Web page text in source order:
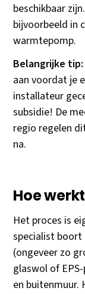
beschikbaar
bijvoorbeeld in
warmtepomp.
Belangrijke tip:
aan voordat je
installateur
subsidie! De
regio regelen
na.
Hoe
Het proces is
specialist boort
(ongeveer zo
glaswol of
en buitenmuur.